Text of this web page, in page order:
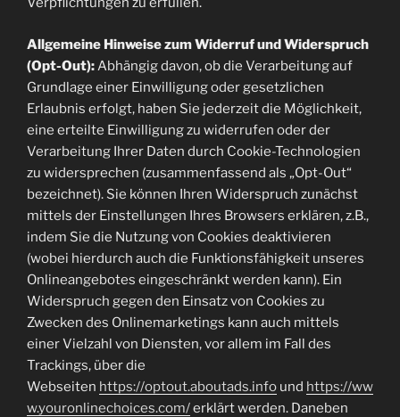
Allgemeine Hinweise zum Widerruf und Widerspruch
(Opt-Out): Abhängig davon, ob die Verarbeitung auf
Grundlage einer Einwilligung oder gesetzlichen
Erlaubnis erfolgt, haben Sie jederzeit die Möglichkeit,
eine erteilte Einwilligung zu widerrufen oder der
Verarbeitung Ihrer Daten durch Cookie-Technologien
zu widersprechen (zusammenfassend als „Opt-Out“
bezeichnet). Sie können Ihren Widerspruch zunächst
mittels der Einstellungen Ihres Browsers erklären, z.B.,
indem Sie die Nutzung von Cookies deaktivieren
(wobei hierdurch auch die Funktionsfähigkeit unseres
Onlineangebotes eingeschränkt werden kann). Ein
Widerspruch gegen den Einsatz von Cookies zu
Zwecken des Onlinemarketings kann auch mittels
einer Vielzahl von Diensten, vor allem im Fall des
Trackings, über die
Webseiten https://optout.aboutads.info und https://ww
w.youronlinechoices.com/erklärt werden. Daneben